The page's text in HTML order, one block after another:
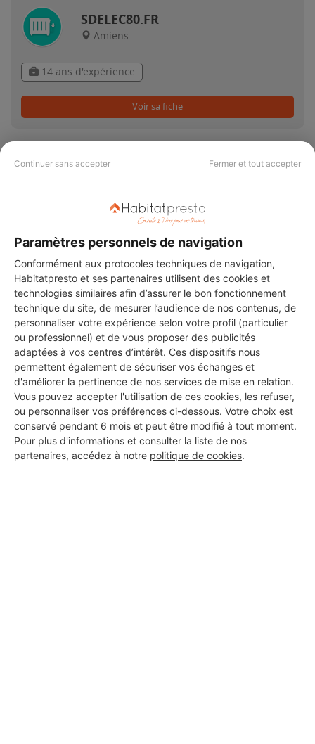
Continuer sans accepter Fermer et tout accepter
Paramètres personnels de navigation
Conformément aux protocoles techniques de navigation,
Habitatpresto et ses partenaires utilisent des cookies et
technologies similaires afin d’assurer le bon fonctionnement
technique du site, de mesurer l’audience de nos contenus, de
personnaliser votre expérience selon votre profil (particulier
ou professionnel) et de vous proposer des publicités
adaptées à vos centres d’intérêt. Ces dispositifs nous
permettent également de sécuriser vos échanges et
d'améliorer la pertinence de nos services de mise en relation.
Vous pouvez accepter l'utilisation de ces cookies, les refuser,
ou personnaliser vos préférences ci-dessous. Votre choix est
conservé pendant 6 mois et peut être modifié à tout moment.
Pour plus d'informations et consulter la liste de nos
partenaires, accédez à notre politique de cookies.
SDELEC80.FR
Amiens
14 ans d'expérience
Voir sa fiche
PAS LE TEMPS DE
CHERCHER ?
Vous souhaitez réaliser des travaux et ne savez quel professionnel
choisir ? Demandez des devis travauxauprès de notre réseau de 5 000
professionnels partout en France.
DEMANDER UN DEVIS